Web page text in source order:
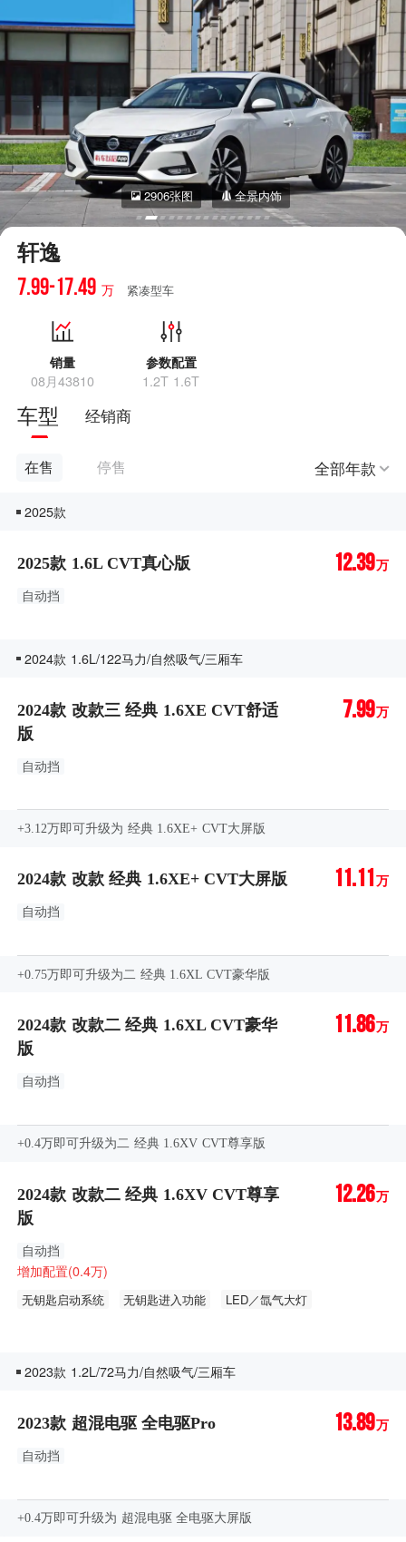
2906张图 全景内饰
轩逸
7.99-17.49 万 紧凑型车
销量
08月43810
参数配置
1.2T 1.6T
车型 经销商
在售 停售 全部年款
2025款
2025款 1.6L CVT真心版 12.39万
自动挡
2024款 1.6L/122马力/自然吸气/三厢车
2024款 改款三 经典 1.6XE CVT舒适
版
7.99万
自动挡
+3.12万即可升级为 经典 1.6XE+ CVT大屏版
2024款 改款 经典 1.6XE+ CVT大屏版 11.11万
自动挡
+0.75万即可升级为二 经典 1.6XL CVT豪华版
2024款 改款二 经典 1.6XL CVT豪华
版
11.86万
自动挡
+0.4万即可升级为二 经典 1.6XV CVT尊享版
2024款 改款二 经典 1.6XV CVT尊享
版
12.26万
自动挡
增加配置(0.4万)
无钥匙启动系统 无钥匙进入功能
LED／氙气大灯
2023款 1.2L/72马力/自然吸气/三厢车
2023款 超混电驱 全电驱Pro 13.89万
自动挡
+0.4万即可升级为 超混电驱 全电驱大屏版